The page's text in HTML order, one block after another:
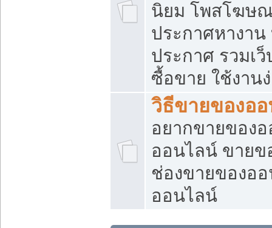
นิยม โพสโฆษ
ประกาศหางาน
ประกาศ รวมเ
ซื้อขาย ใช้งาน
วิธีขายของอ
อยากขายของ
ออนไลน์ ขายข
ช่องขายของอ
ออนไลน์